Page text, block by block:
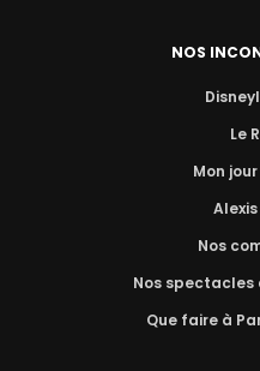
NOS
Le
Mon
Nos
Nos spectacles
Que faire à